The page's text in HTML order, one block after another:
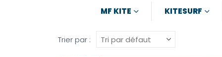
MF KITE KITESURF
Trier par :